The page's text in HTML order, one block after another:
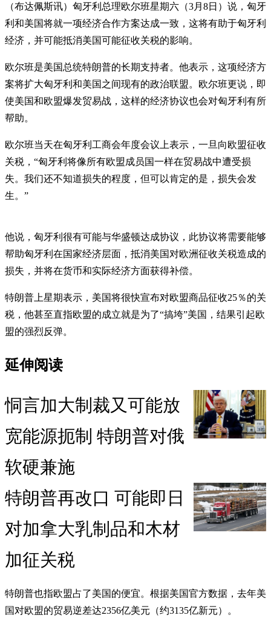
（布达佩斯讯）匈牙利总理欧尔班星期六（3月8日）说，匈牙
利和美国将就一项经济合作方案达成一致，这将有助于匈牙利
经济，并可能抵消美国可能征收关税的影响。
欧尔班是美国总统特朗普的长期支持者。他表示，这项经济方
案将扩大匈牙利和美国之间现有的政治联盟。欧尔班更说，即
使美国和欧盟爆发贸易战，这样的经济协议也会对匈牙利有所
帮助。
欧尔班当天在匈牙利工商会年度会议上表示，一旦向欧盟征收
关税，“匈牙利将像所有欧盟成员国一样在贸易战中遭受损
失。我们还不知道损失的程度，但可以肯定的是，损失会发
生。”
他说，匈牙利很有可能与华盛顿达成协议，此协议将需要能够
帮助匈牙利在国家经济层面，抵消美国对欧洲征收关税造成的
损失，并将在货币和实际经济方面获得补偿。
特朗普上星期表示，美国将很快宣布对欧盟商品征收25％的关
税，他甚至直指欧盟的成立就是为了“搞垮”美国，结果引起欧
盟的强烈反弹。
延伸阅读
恫言加大制裁又可能放
宽能源扼制 特朗普对俄
软硬兼施
特朗普再改口 可能即日
对加拿大乳制品和木材
加征关税
特朗普也指欧盟占了美国的便宜。根据美国官方数据，去年美
国对欧盟的贸易逆差达2356亿美元（约3135亿新元）。